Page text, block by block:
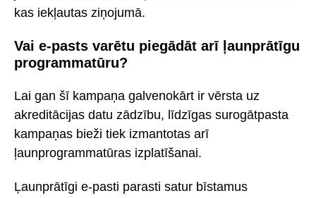
kas iekļautas ziņojumā.
Vai e-pasts varētu piegādāt arī ļaunprātīgu
programmatūru?
Lai gan šī kampaņa galvenokārt ir vērsta uz
akreditācijas datu zādzību, līdzīgas surogātpasta
kampaņas bieži tiek izmantotas arī
ļaunprogrammatūras izplatīšanai.
Ļaunprātīgi e-pasti parasti satur bīstamus